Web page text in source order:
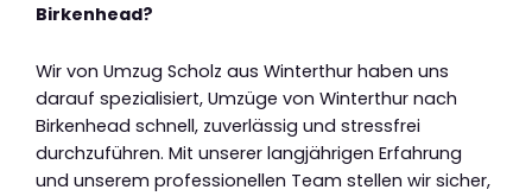
Birkenhead?
Wir von Umzug Scholz aus Winterthur haben uns
darauf spezialisiert, Umzüge von Winterthur nach
Birkenhead schnell, zuverlässig und stressfrei
durchzuführen. Mit unserer langjährigen Erfahrung
und unserem professionellen Team stellen wir sicher,